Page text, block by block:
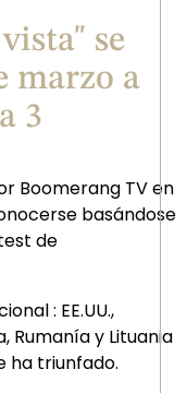
se
marzo a
3
Boomerang TV en
basándose
de
: EE.UU.,
Rumanía y Lituania
ha triunfado.